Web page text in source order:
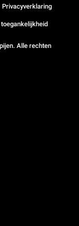
Alle rechten
Privacyverklaring